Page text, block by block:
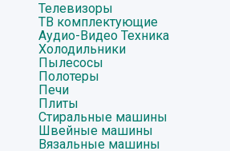
Телевизоры
ТВ комплектующие
Аудио-Видео Техника
Холодильники
Пылесосы
Полотеры
Печи
Плиты
Стиральные машины
Швейные машины
Вязальные машины